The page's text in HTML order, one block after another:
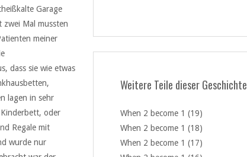
Garage
zwei Mal mussten
meiner
dass sie wie etwas
lagen in sehr
oder
Regale mit
wurde nur
Weitere Teile dieser Geschichte
When 2 become 1 (19)
When 2 become 1 (18)
When 2 become 1 (17)